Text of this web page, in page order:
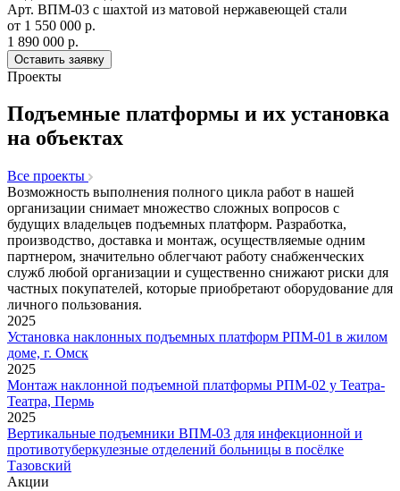
Арт. ВПМ-03 с шахтой из матовой нержавеющей стали
от 1 550 000 р.
1 890 000 р.
Оставить заявку
Проекты
Подъемные платформы и их установка
на объектах
Все проекты
Возможность выполнения полного цикла работ в нашей
организации снимает множество сложных вопросов с
будущих владельцев подъемных платформ. Разработка,
производство, доставка и монтаж, осуществляемые одним
партнером, значительно облегчают работу снабженческих
служб любой организации и существенно снижают риски для
частных покупателей, которые приобретают оборудование для
личного пользования.
2025
Установка наклонных подъемных платформ РПМ-01 в жилом
доме, г. Омск
2025
Монтаж наклонной подъемной платформы РПМ-02 у Театра-
Театра, Пермь
2025
Вертикальные подъемники ВПМ-03 для инфекционной и
противотуберкулезные отделений больницы в посёлке
Тазовский
Акции